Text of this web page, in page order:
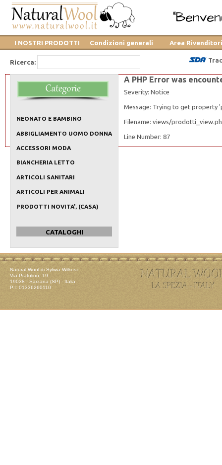
I NOSTRI PRODOTTI Condizioni generali Area Rivenditori
Ricerca:
NEONATO E BAMBINO
ABBIGLIAMENTO UOMO DONNA
ACCESSORI MODA
BIANCHERIA LETTO
ARTICOLI SANITARI
ARTICOLI PER ANIMALI
PRODOTTI NOVITA', (CASA)
CATALOGHI
A PHP Error was
Severity: Notice
Message: Trying to get property
Filename: views/
Line Number: 87
Natural Wool di Sylwia Wilkosz
Via Pratolino, 19
19038 - Sarzana (SP) - Italia
P.I: 01336260110